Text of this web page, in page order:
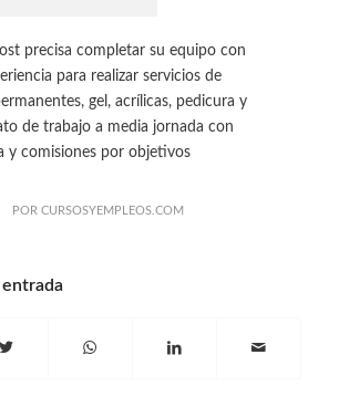
precisa completar su equipo con
para realizar servicios de
gel, acrílicas, pedicura y
de trabajo a media jornada con
y comisiones por objetivos
POR CURSOSYEMPLEOS.COM